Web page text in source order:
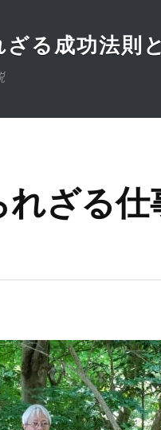
る成功法則
ざる